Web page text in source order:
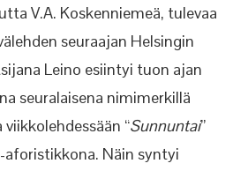
V.A. Koskenniemeä, tulevaa
seuraajan Helsingin
Leino esiintyi tuon ajan
seuralaisena nimimerkillä
viikkolehdessään “Sunnuntai”
Näin syntyi